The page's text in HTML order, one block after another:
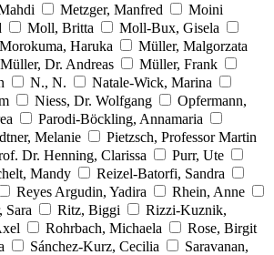
Metzger, Manfred
Moini
Moll, Britta
Moll-Bux, Gisela
Morokuma, Haruka
Müller, Malgorzata
Müller, Dr. Andreas
Müller, Frank
N., N.
Natale-Wick, Marina
Niess, Dr. Wolfgang
Opfermann,
Parodi-Böckling, Annamaria
Melanie
Pietzsch, Professor Martin
Dr. Henning, Clarissa
Purr, Ute
Mandy
Reizel-Batorfi, Sandra
Reyes Argudin, Yadira
Rhein, Anne
Sara Ritz, Biggi
Rizzi-Kuznik,
Rohrbach, Michaela
Rose, Birgit
Sánchez-Kurz, Cecilia
Saravanan,